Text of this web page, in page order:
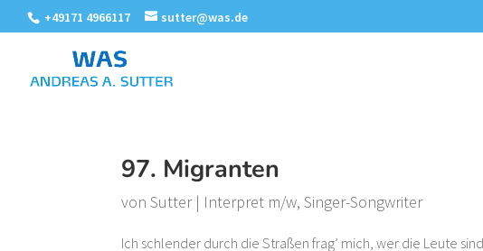
+49171 4966117 sutter@was.de
97. Migranten
vonSutter| Interpret m/w,Singer-Songwriter
Ich schlender durch die Straßen frag’ mich, wer die Leute